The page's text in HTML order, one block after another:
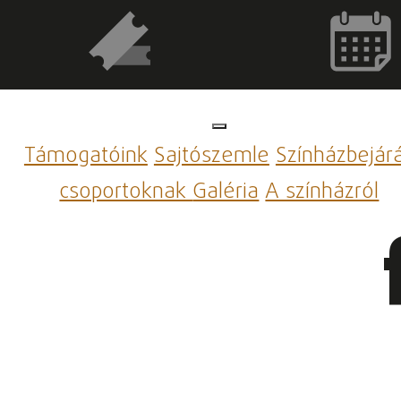
TámogatóinkSajtószemle
csoportoknakGalériaA színházról